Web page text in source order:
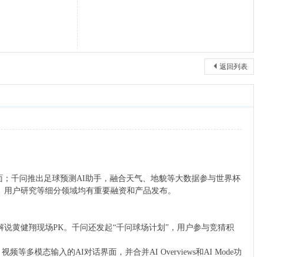
返回列表
千问推出足球预测AI助手，融合天气、地貌等大数据参与世界杯
户研究等细分领域均有重要融资和产品发布。
黄健翔现场PK。千问还发起“千问球场计划”，用户参与竞猜积
频等多模态输入的AI对话界面，并合并AI Overviews和AI Mode功